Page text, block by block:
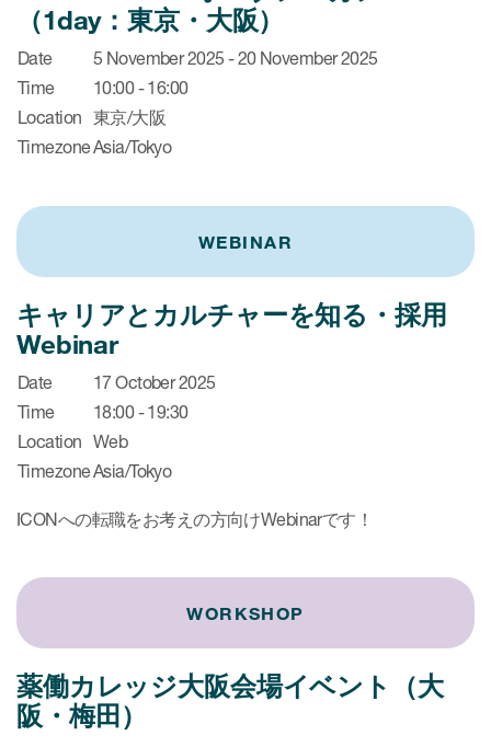
（1day：東京・大阪）
Date
5 November 2025 - 20 November 2025
Time
10:00 - 16:00
Location 東京/大阪
TimezoneAsia/Tokyo
WEBINAR
キャリアとカルチャーを知る・採用
Webinar
Date
17 October 2025
Time
18:00 - 19:30
Location Web
TimezoneAsia/Tokyo
ICONへの転職をお考えの方向けWebinarです！
WORKSHOP
薬働カレッジ大阪会場イベント（大
阪・梅田）